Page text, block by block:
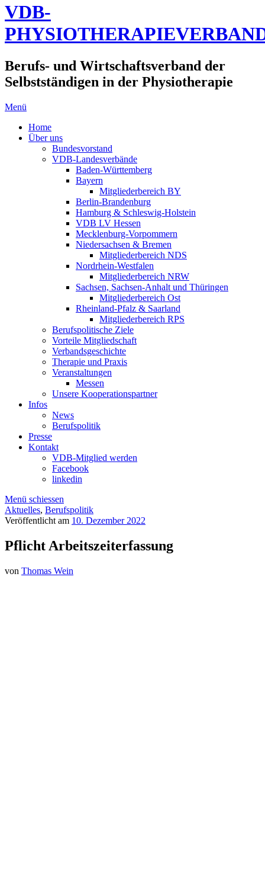
VDB-
Berufs- und Wirtschaftsverband der
Selbstständigen in der Physiotherapie
Menü
Home
Über uns
Bundesvorstand
VDB-Landesverbände
Baden-Württemberg
Bayern
Mitgliederbereich BY
Berlin-Brandenburg
Hamburg & Schleswig-Holstein
VDB LV Hessen
Mecklenburg-Vorpommern
Niedersachsen & Bremen
Mitgliederbereich NDS
Nordrhein-Westfalen
Mitgliederbereich NRW
Sachsen, Sachsen-Anhalt und Thüringen
Mitgliederbereich Ost
Rheinland-Pfalz & Saarland
Mitgliederbereich RPS
Berufspolitische Ziele
Vorteile Mitgliedschaft
Verbandsgeschichte
Therapie und Praxis
Veranstaltungen
Messen
Unsere Kooperationspartner
Infos
News
Berufspolitik
Presse
Kontakt
VDB-Mitglied werden
Facebook
linkedin
Menü schiessen
Aktuelles, Berufspolitik
Veröffentlicht am 10. Dezember 2022
Pflicht Arbeitszeiterfassung
von Thomas Wein